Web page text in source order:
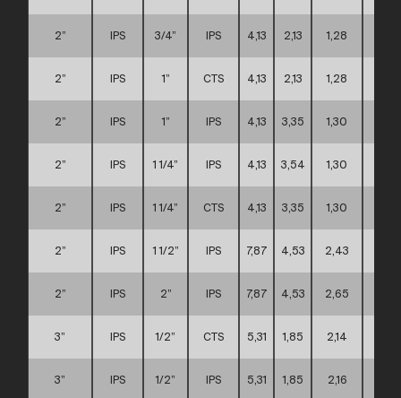
2” IPS 3/4” IPS 4,13 2,13 1,28
2” IPS 1” CTS 4,13 2,13 1,28
2” IPS 1” IPS 4,13 3,35 1,30
2” IPS 1 1/4” IPS 4,13 3,54 1,30
2” IPS 1 1/4” CTS 4,13 3,35 1,30
2” IPS 1 1/2” IPS 7,87 4,53 2,43
2” IPS 2” IPS 7,87 4,53 2,65
3” IPS 1/2” CTS 5,31 1,85 2,14
3” IPS 1/2” IPS 5,31 1,85 2,16